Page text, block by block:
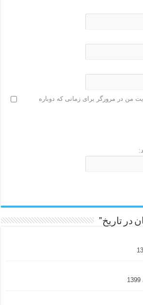
من در مرورگر برای زمانی که دوباره
در تاریخ”